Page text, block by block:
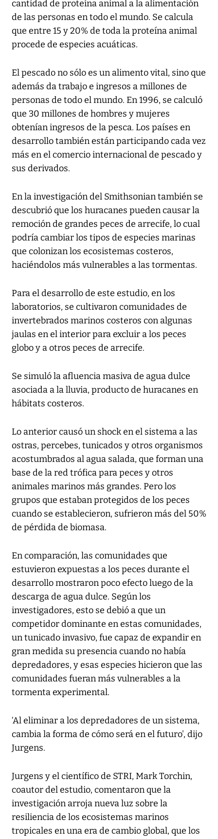
cantidad de proteína animal a la alimentación
de las personas en todo el mundo. Se calcula
que entre 15 y 20% de toda la proteína animal
procede de especies acuáticas.
El pescado no sólo es un alimento vital, sino que
además da trabajo e ingresos a millones de
personas de todo el mundo. En 1996, se calculó
que 30 millones de hombres y mujeres
obtenían ingresos de la pesca. Los países en
desarrollo también están participando cada vez
más en el comercio internacional de pescado y
sus derivados.
En la investigación del Smithsonian también se
descubrió que los huracanes pueden causar la
remoción de grandes peces de arrecife, lo cual
podría cambiar los tipos de especies marinas
que colonizan los ecosistemas costeros,
haciéndolos más vulnerables a las tormentas.
Para el desarrollo de este estudio, en los
laboratorios, se cultivaron comunidades de
invertebrados marinos costeros con algunas
jaulas en el interior para excluir a los peces
globo y a otros peces de arrecife.
Se simuló la afluencia masiva de agua dulce
asociada a la lluvia, producto de huracanes en
hábitats costeros.
Lo anterior causó un shock en el sistema a las
ostras, percebes, tunicados y otros organismos
acostumbrados al agua salada, que forman una
base de la red trófica para peces y otros
animales marinos más grandes. Pero los
grupos que estaban protegidos de los peces
cuando se establecieron, sufrieron más del 50%
de pérdida de biomasa.
En comparación, las comunidades que
estuvieron expuestas a los peces durante el
desarrollo mostraron poco efecto luego de la
descarga de agua dulce. Según los
investigadores, esto se debió a que un
competidor dominante en estas comunidades,
un tunicado invasivo, fue capaz de expandir en
gran medida su presencia cuando no había
depredadores, y esas especies hicieron que las
comunidades fueran más vulnerables a la
tormenta experimental.
‘Al eliminar a los depredadores de un sistema,
cambia la forma de cómo será en el futuro', dijo
Jurgens.
Jurgens y el científico de STRI, Mark Torchin,
coautor del estudio, comentaron que la
investigación arroja nueva luz sobre la
resiliencia de los ecosistemas marinos
tropicales en una era de cambio global, que los